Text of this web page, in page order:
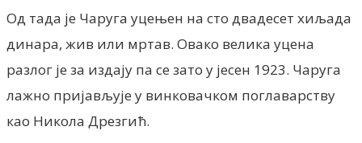
Од тада је Чаруга уцењен на сто двадесет хиљада
динара, жив или мртав. Овако велика уцена
разлог је за издају па се зато у јесен 1923. Чаруга
лажно пријављује у винковачком поглаварству
као Никола Дрезгић.